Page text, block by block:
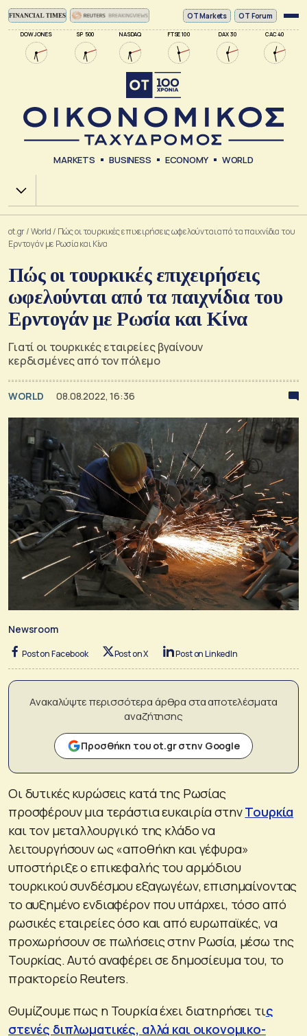
DOW JONES SP 500 NASDAQ FTSE 100 DAX 30 CAC 40
ΟΤ Markets OT Forum
MARKETS BUSINESS ECONOMY WORLD
Χ.Α.
ot.gr/World / Πώς οι τουρκικές επιχειρήσεις ωφελούνται από τα παιχνίδια του
Ερντογάν με Ρωσία και Κίνα
Πώς οι τουρκικές επιχειρήσεις
ωφελούνται από τα παιχνίδια του
Ερντογάν με Ρωσία και Κίνα
Γιατί οι τουρκικές εταιρείες βγαίνουν
κερδισμένες από τον πόλεμο
WORLD 08.08.2022, 16:36
Newsroom
Post on Facebook Post on X Post on LinkedIn
Ανακαλύψτε περισσότερα άρθρα στα αποτελέσματα
αναζήτησης
Προσθήκη του ot.gr στην Google
Οι δυτικές κυρώσεις κατά της Ρωσίας
προσφέρουν μια τεράστια ευκαιρία στηνΤουρκία
και τον μεταλλουργικό της κλάδο να
λειτουργήσουν ως «αποθήκη και γέφυρα»
υποστήριξε ο επικεφαλής του αρμόδιου
τουρκικού συνδέσμου εξαγωγέων, επισημαίνοντας
το αυξημένο ενδιαφέρον που υπάρχει, τόσο από
ρωσικές εταιρείες όσο και από ευρωπαϊκές, να
προχωρήσουν σε πωλήσεις στην Ρωσία, μέσω της
Τουρκίας. Αυτό αναφέρει σε δημοσίευμα του, το
πρακτορείο Reuters.
Θυμίζουμε πως η Τουρκία έχει διατηρήσει τις
στενές διπλωματικές, αλλά και οικονομικο-